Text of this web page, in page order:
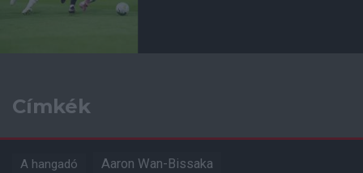
Címkék
A hangadó Aaron Wan-Bissaka